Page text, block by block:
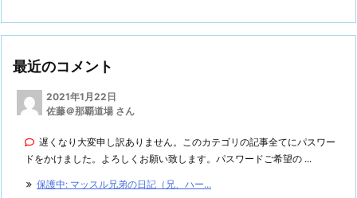
最近のコメント
2021年1月22日
佐藤＠那覇道場 さん
遅くなり大変申し訳ありません。このカテゴリの記事全てにパスワー
ドをかけました。よろしくお願い致します。パスワードご希望の ...
保護中: マッスル兄弟の日記（兄、ハー...